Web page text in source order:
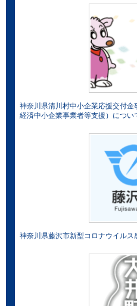
神奈川県清川村中小企業応援交付
経済中小企業事業者等支援）につい
神奈川県藤沢市新型コロナウイル